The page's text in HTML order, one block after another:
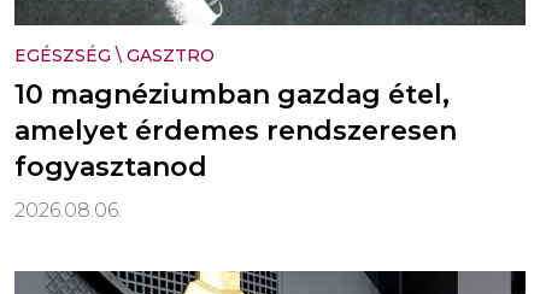
EGÉSZSÉG \ GASZTRO
10 magnéziumban gazdag étel,
amelyet érdemes rendszeresen
fogyasztanod
2026.08.06.